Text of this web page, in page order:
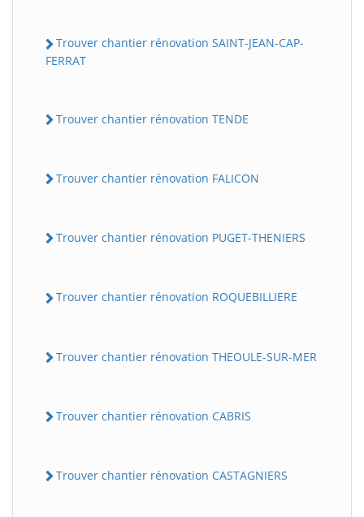
Trouver chantier rénovation SAINT-JEAN-CAP-
FERRAT
Trouver chantier rénovation TENDE
Trouver chantier rénovation FALICON
Trouver chantier rénovation PUGET-THENIERS
Trouver chantier rénovation ROQUEBILLIERE
Trouver chantier rénovation THEOULE-SUR-MER
Trouver chantier rénovation CABRIS
Trouver chantier rénovation CASTAGNIERS